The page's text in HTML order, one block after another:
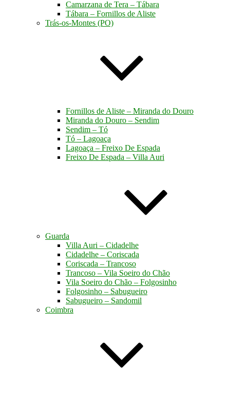
Camarzana de Tera – Tábara
Tábara – Fornillos de Aliste
Trás-os-Montes (PO)
Fornillos de Aliste – Miranda do Douro
Miranda do Douro – Sendim
Sendim – Tó
Tó – Lagoaça
Lagoaça – Freixo De Espada
Freixo De Espada – Villa Auri
Guarda
Villa Auri – Cidadelhe
Cidadelhe – Coriscada
Coriscada – Trancoso
Trancoso – Vila Soeiro do Chão
Vila Soeiro do Chão – Folgosinho
Folgosinho – Sabugueiro
Sabugueiro – Sandomil
Coimbra